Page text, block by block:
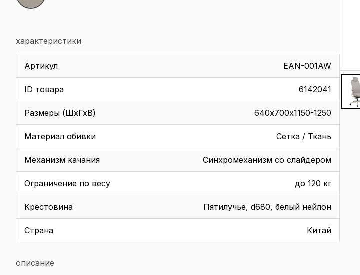
характеристики
Артикул EAN-001AW
ID товара 6142041
Размеры (ШхГхВ) 640х700х1150-1250
Материал обивки Сетка / Ткань
Механизм качания Синхромеханизм со слайдером
Ограничение по весу до 120 кг
Крестовина Пятилучье, d680, белый нейлон
Страна Китай
описание